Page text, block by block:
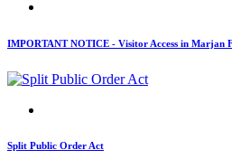
IMPORTANT NOTICE - Visitor Access in Marjan
Split Public Order Act